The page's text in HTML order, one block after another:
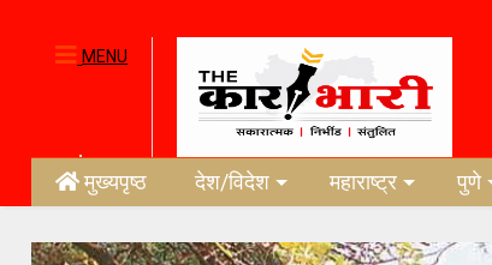
MENU
मुख्यपृष्ठ देश/विदेश महाराष्ट्र पुणे